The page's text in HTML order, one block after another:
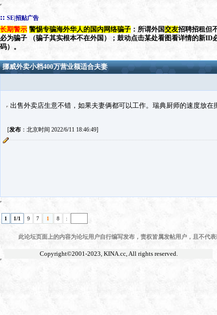
:: SE|招贴广告
长期警示 警惕专骗海外华人的国内网络骗子 ：所谓外国交友招聘招租但
必为骗子 （骗子其实根本不在外国）；鼓动点击某处看图看详情的新ID
码）。
挪威外卖小档400万营业额适合夫妻
出售外卖店生意不错，如果夫妻俩都可以工作。瑞典厨师的速度放在
[发布：北京时间 2022/6/11 18:46:49]
1 1/1 9 7 1 8 :
此论坛页面上的内容为论坛用户自行编写发布，责权皆属发帖用户，且不代
Copyright©2001-2023, KINA.cc, All rights reserved.